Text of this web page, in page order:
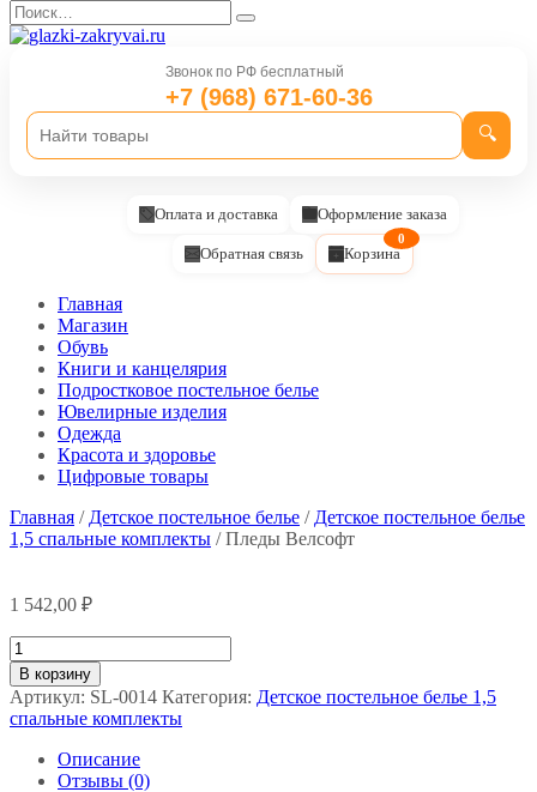
Перейти
к
содержанию
Search
for:
Звонок по РФ бесплатный
+7 (968) 671-60-36
🔍
Оплата и доставка Оформление заказа
Обратная связь Корзина
0
Главная
Магазин
Обувь
Книги и канцелярия
Подростковое постельное белье
Ювелирные изделия
Одежда
Красота и здоровье
Цифровые товары
Главная / Детское постельное белье / Детское постельное белье
1,5 спальные комплекты / Пледы Велсофт
1 542,00 ₽
Количество
товара
Пледы
Велсофт
В корзину
Артикул: SL-0014 Категория: Детское постельное белье 1,5
спальные комплекты
Описание
Отзывы (0)